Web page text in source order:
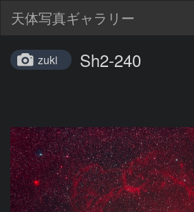
天体写真ギャラリー
zuki Sh2-240